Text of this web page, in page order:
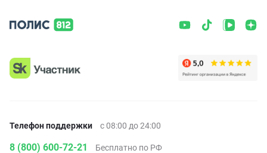
Телефон поддержки с 08:00 до 24:00
8 (800) 600-72-21 Бесплатно по РФ